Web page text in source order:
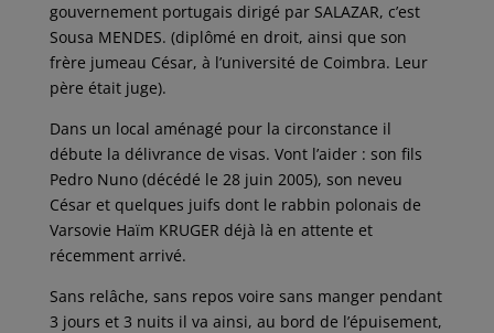
gouvernement portugais dirigé par SALAZAR, c’est
Sousa MENDES. (diplômé en droit, ainsi que son
frère jumeau César, à l’université de Coimbra. Leur
père était juge).
Dans un local aménagé pour la circonstance il
débute la délivrance de visas. Vont l’aider : son fils
Pedro Nuno (décédé le 28 juin 2005), son neveu
César et quelques juifs dont le rabbin polonais de
Varsovie Haïm KRUGER déjà là en attente et
récemment arrivé.
Sans relâche, sans repos voire sans manger pendant
3 jours et 3 nuits il va ainsi, au bord de l’épuisement,